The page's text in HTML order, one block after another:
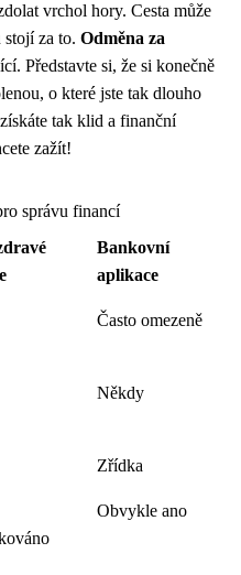
vrchol hory. Cesta může
za to. Odměna za
Představte si, že si konečně
o které jste tak dlouho
tak klid a finanční
zažít!
správu financí
Bankovní
aplikace
Často omezeně
Někdy
Zřídka
Obvykle ano